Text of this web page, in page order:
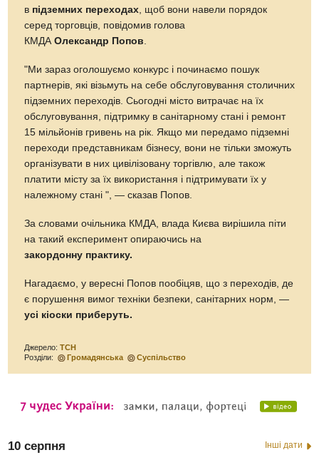
в підземних переходах , щоб вони навели порядок
серед торговців, повідомив голова
КМДАОлександр Попов
"Ми зараз оголошуємо конкурс і починаємо пошук
партнерів, які візьмуть на себе обслуговування столичних
підземних переходів. Сьогодні місто витрачає на їх
обслуговування, підтримку в санітарному стані і ремонт
15 мільйонів гривень на рік. Якщо ми передамо підземні
переходи представникам бізнесу, вони не тільки зможуть
організувати в них цивілізовану торгівлю, але також
платити місту за їх використання і підтримувати їх у
належному стані ", — сказав Попов.
За словами очільника КМДА, влада Києва вирішила піти
на такий експеримент опираючись на
закордонну практику.
Нагадаємо, у вересні Попов пообіцяв, що з переходів, де
є порушення вимог техніки безпеки, санітарних норм, —
усі кіоски приберуть.
Джерело:ТСН
Розділи:
Громадянська Суспільство
10 серпня Інші дати